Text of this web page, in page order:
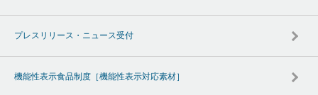
プレスリリース・ニュース受付
機能性表示食品制度［機能性表示対応素材］